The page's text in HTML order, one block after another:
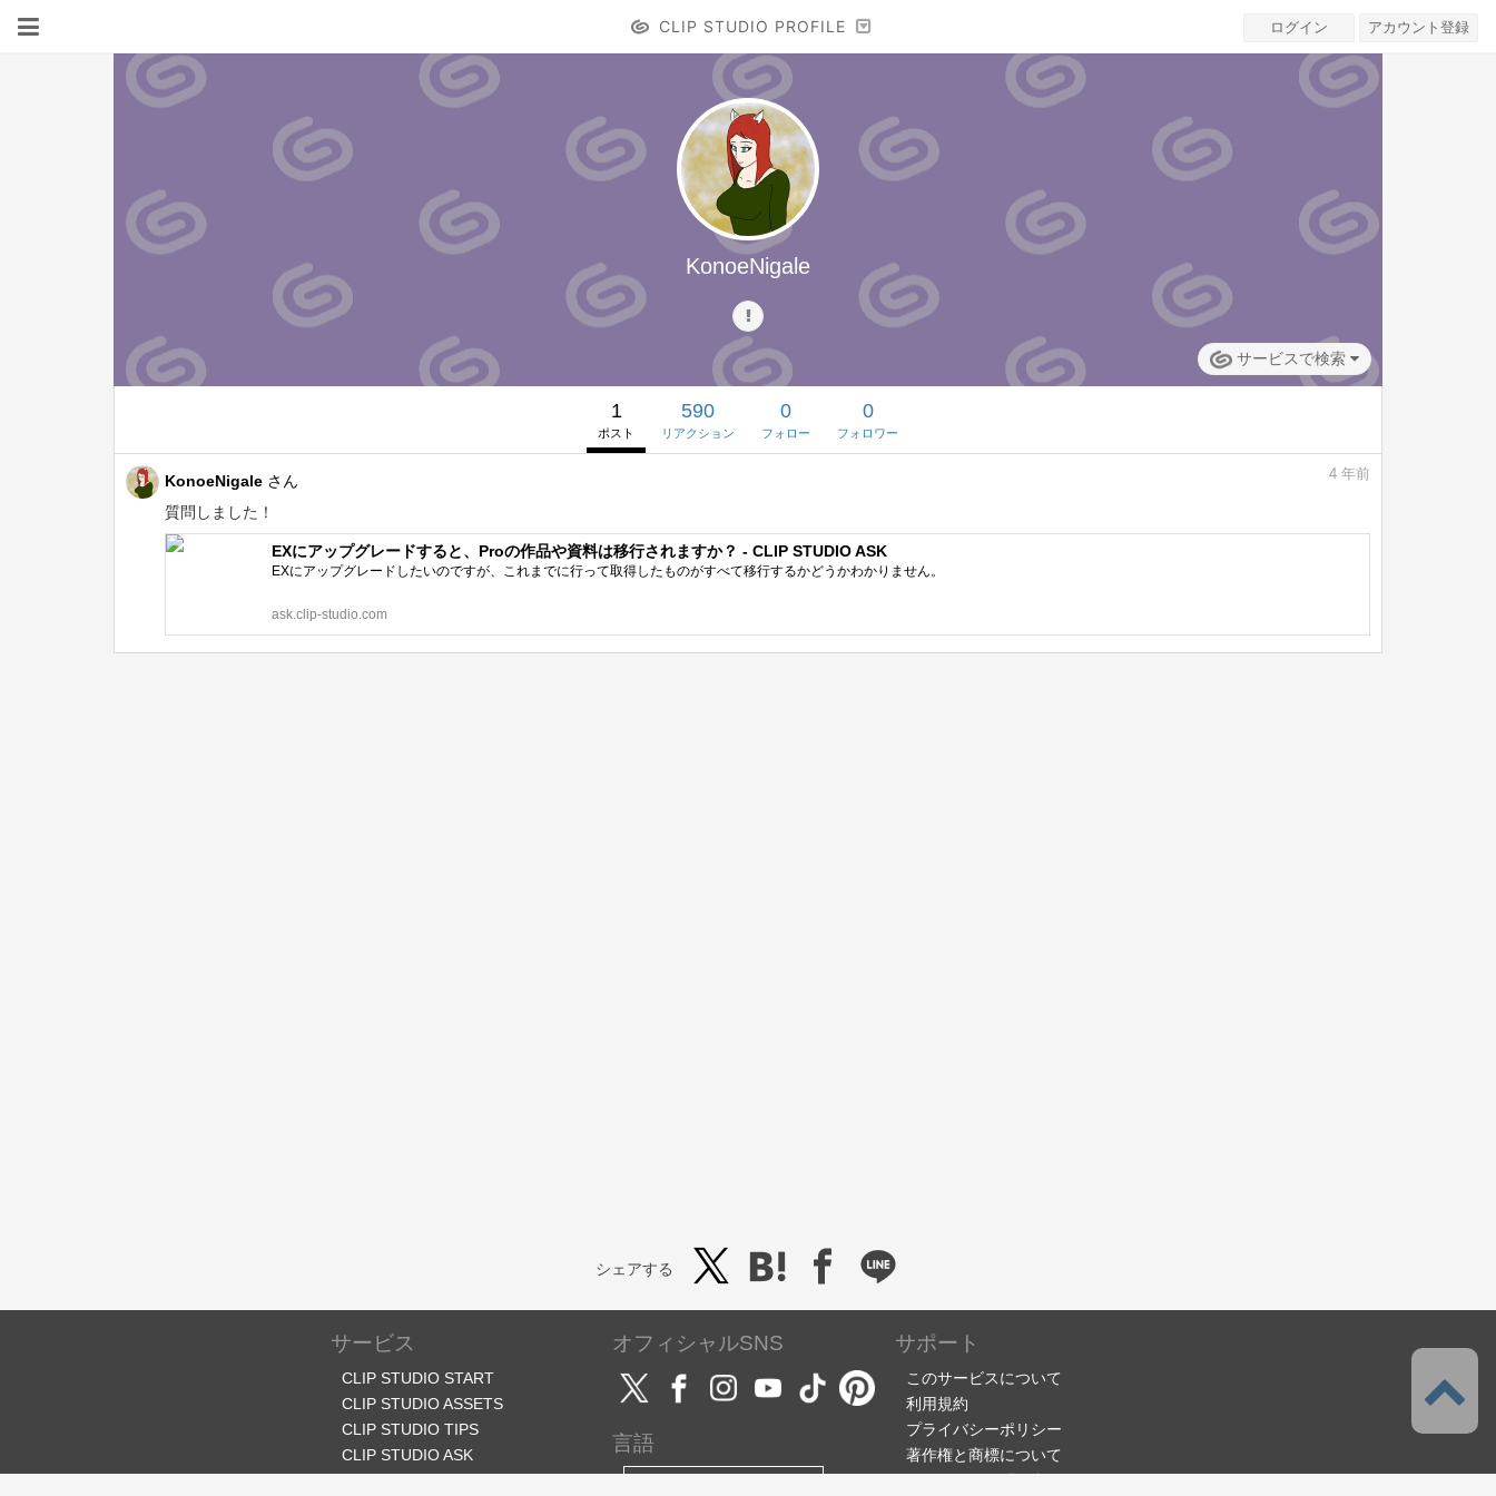
CLIP STUDIO PROFILE ログイン アカウント登録
KonoeNigale
サービスで検索
1
ポスト
590
リアクション
0
フォロー
0
フォロワー
KonoeNigale さん
質問しました！
4 年前
EXにアップグレードすると、Proの作品や資料は移行されますか？ - CLIP STUDIO ASK
EXにアップグレードしたいのですが、これまでに行って取得したものがすべて移行するかどうかわかりません。
ask.clip-studio.com
シェアする
サービス
CLIP STUDIO START
CLIP STUDIO ASSETS
CLIP STUDIO TIPS
CLIP STUDIO ASK
オフィシャルSNS
言語
サポート
このサービスについて
利用規約
プライバシーポリシー
著作権と商標について